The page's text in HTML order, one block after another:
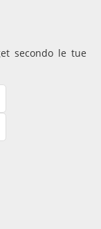
secondo le tue